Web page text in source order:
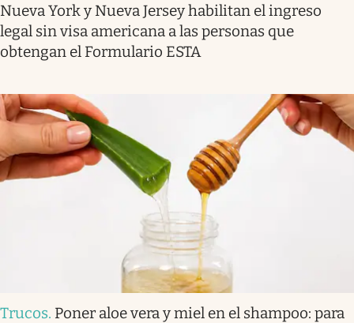
Nueva York y Nueva Jersey habilitan el ingreso
legal sin visa americana a las personas que
obtengan el Formulario ESTA
Trucos. Poner aloe vera y miel en el shampoo: para